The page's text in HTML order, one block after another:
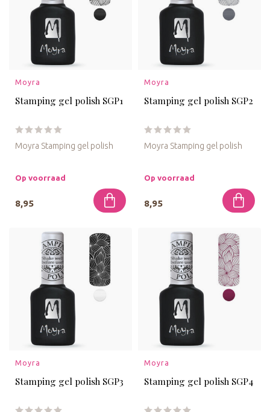
Moyra
Stamping gel polish SGP1
Moyra Stamping gel polish
in een flesje kun je de ...
Op voorraad
8,95
Moyra
Stamping gel polish SGP2
Moyra Stamping gel polish
in een flesje kun je de ...
Op voorraad
8,95
Moyra
Stamping gel polish SGP3
Moyra
Stamping gel polish SGP4